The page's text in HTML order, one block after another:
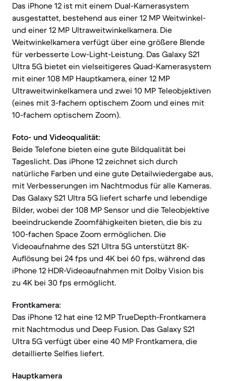
Das iPhone 12 ist mit einem Dual-Kamerasystem
ausgestattet, bestehend aus einer 12 MP Weitwinkel-
und einer 12 MP Ultraweitwinkelkamera. Die
Weitwinkelkamera verfügt über eine größere Blende
für verbesserte Low-Light-Leistung. Das Galaxy S21
Ultra 5G bietet ein vielseitigeres Quad-Kamerasystem
mit einer 108 MP Hauptkamera, einer 12 MP
Ultraweitwinkelkamera und zwei 10 MP Teleobjektiven
(eines mit 3-fachem optischem Zoom und eines mit
10-fachem optischem Zoom).
Foto- und Videoqualität:
Beide Telefone bieten eine gute Bildqualität bei
Tageslicht. Das iPhone 12 zeichnet sich durch
natürliche Farben und eine gute Detailwiedergabe aus,
mit Verbesserungen im Nachtmodus für alle Kameras.
Das Galaxy S21 Ultra 5G liefert scharfe und lebendige
Bilder, wobei der 108 MP Sensor und die Teleobjektive
beeindruckende Zoomfähigkeiten bieten, die bis zu
100-fachen Space Zoom ermöglichen. Die
Videoaufnahme des S21 Ultra 5G unterstützt 8K-
Auflösung bei 24 fps und 4K bei 60 fps, während das
iPhone 12 HDR-Videoaufnahmen mit Dolby Vision bis
zu 4K bei 30 fps ermöglicht.
Frontkamera:
Das iPhone 12 hat eine 12 MP TrueDepth-Frontkamera
mit Nachtmodus und Deep Fusion. Das Galaxy S21
Ultra 5G verfügt über eine 40 MP Frontkamera, die
detaillierte Selfies liefert.
Hauptkamera